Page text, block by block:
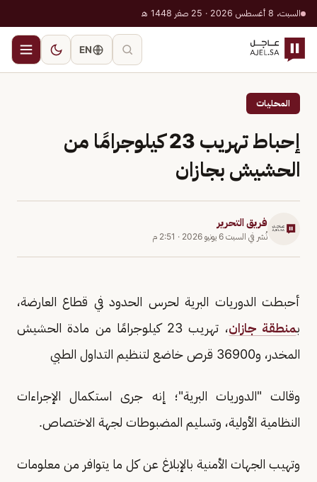
السبت، 8 أغسطس 2026 · 25 صفر 1448 هـ
EN
المحليات
إحباط تهريب 23 كيلوجرامًا من
الحشيش بجازان
فريق التحرير
نُشر في السبت 6 يونيو 2026 · 2:51 م
أحبطت الدوريات البرية لحرس الحدود في قطاع العارضة،
بمنطقة جازان
، تهريب 23 كيلوجرامًا من مادة الحشيش
المخدر، و36900 قرص خاضع لتنظيم التداول الطبي
وقالت "الدوريات البرية"؛ إنه جرى استكمال الإجراءات
النظامية الأولية، وتسليم المضبوطات لجهة الاختصاص.
وتهيب الجهات الأمنية بالإبلاغ عن كل ما يتوافر من معلومات